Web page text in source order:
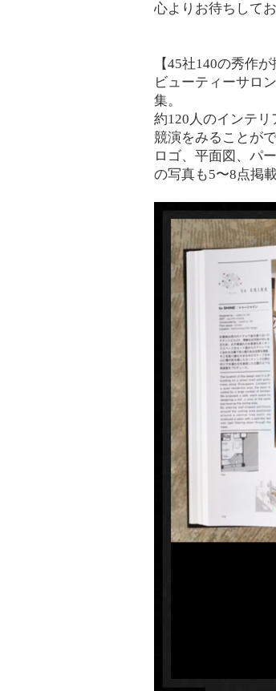
心よりお待ちして
【45社140の秀作
ビューティーサロ
集。
約120人のインテ
競演をみることが
ロゴ、平面図、パ
の写真も5〜8点掲載